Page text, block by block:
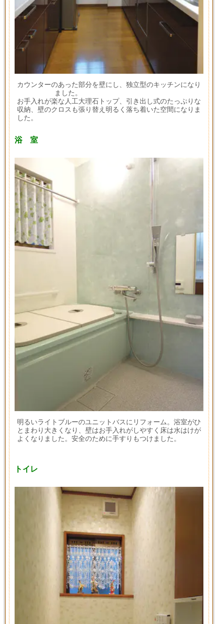
カウンターのあった部分を壁にし、独立型のキッチンになり
ました。
お手入れが楽な人工大理石トップ、引き出し式のたっぷりな
収納、壁のクロスも張り替え明るく落ち着いた空間になりま
した。
浴 室
明るいライトブルーのユニットバスにリフォーム。浴室がひ
とまわり大きくなり、壁はお手入れがしやすく床は水はけが
よくなりました。安全のために手すりもつけました。
トイレ